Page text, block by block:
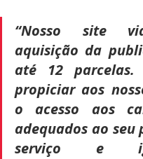
“Nosso site
aquisição da
até 12 parcelas.
propiciar aos
o acesso aos
adequados ao seu
serviço e